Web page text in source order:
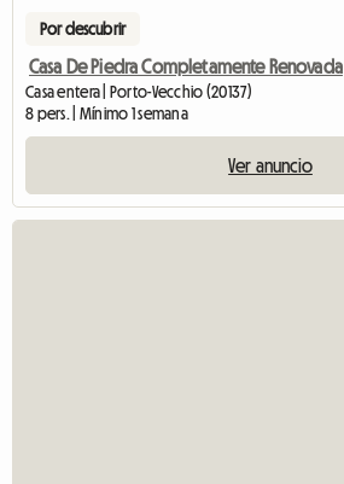
Por descubrir
Casa De Piedra Completamente Renovada
Casa entera | Porto-Vecchio (20137)
8 pers. | Mínimo 1 semana
Ver anuncio